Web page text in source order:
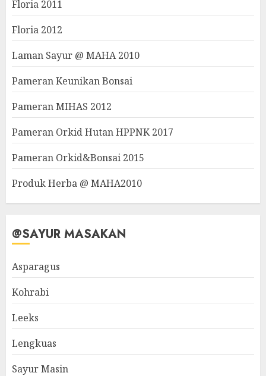
Floria 2011
Floria 2012
Laman Sayur @ MAHA 2010
Pameran Keunikan Bonsai
Pameran MIHAS 2012
Pameran Orkid Hutan HPPNK 2017
Pameran Orkid&Bonsai 2015
Produk Herba @ MAHA2010
@SAYUR MASAKAN
Asparagus
Kohrabi
Leeks
Lengkuas
Sayur Masin